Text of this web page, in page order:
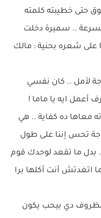
حتى خطيبته كلمته
.. سميرة دخلت
على شعره بحنية : مالك
لأمل .. كان نفسي
أعمل ايه يا ماما !
معاها ده كفاية .. هي
تحس إننا على طول
ما تقعد لوحدك قوم
اتغدتش أنت أكلها برا
دي بيحب يكون